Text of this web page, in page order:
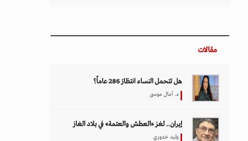
مقالات
هل تتحمل النساء انتظارَ 286 عاماً؟
د. آمال موسى
إيران.. لغز «العطش والعتمة» في بلاد الغاز
وليد خدوري